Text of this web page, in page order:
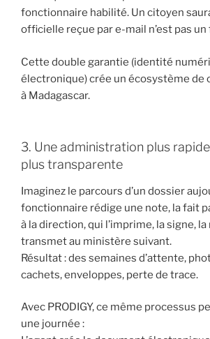
fonctionnaire habilité. Un citoyen
officielle reçue par e-mail n’est pas un
Cette double garantie (identité
électronique) crée un écosystème de
à Madagascar.
3. Une administration plus
plus transparente
Imaginez le parcours d’un dossier
fonctionnaire rédige une note, la fait
à la direction, qui l’imprime, la signe,
transmet au ministère suivant.
Résultat : des semaines d’attente,
cachets, enveloppes, perte de trace.
Avec PRODIGY, ce même processus
une journée :